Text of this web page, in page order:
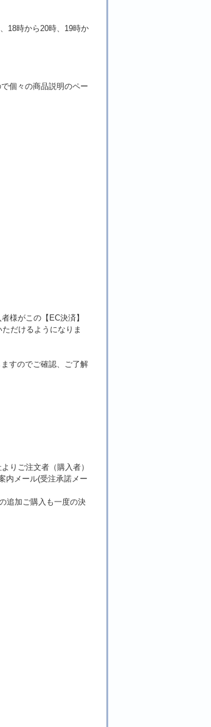
18時から20時、19時か
個々の商品説明のペー
様がこの【EC決済】
だけるようになりま
すのでご確認、ご了解
りご注文者（購入者）
内メール(受注承諾メー
追加ご購入も一度の決